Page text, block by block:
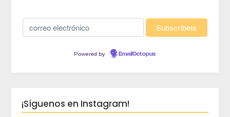
Powered by EmailOctopus
¡Síguenos en Instagram!